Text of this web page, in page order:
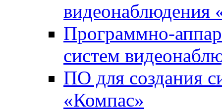
видеонаблюдения
Программно-
систем
ПО для создания
«Компас»